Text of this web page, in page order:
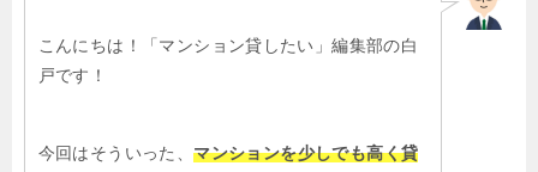
こんにちは！「マンション貸したい」編集部の白
戸です！
今回はそういった、マンションを少しでも高く貸